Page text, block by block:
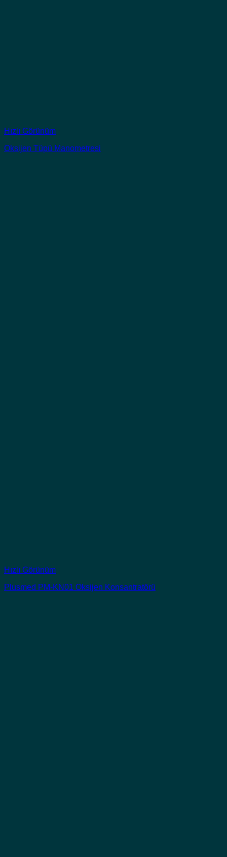
Hızlı Görünüm
Oksijen Tüpü Manometresi
Hızlı Görünüm
Plusmed PM-KN01 Oksijen Konsantratörü